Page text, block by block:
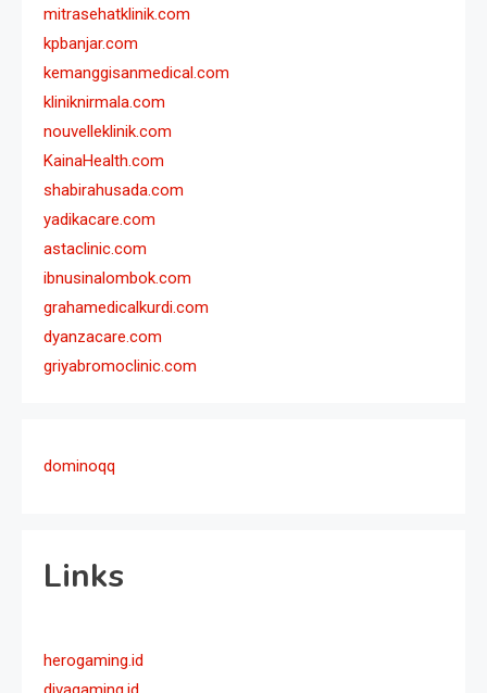
mitrasehatklinik.com
kpbanjar.com
kemanggisanmedical.com
kliniknirmala.com
nouvelleklinik.com
KainaHealth.com
shabirahusada.com
yadikacare.com
astaclinic.com
ibnusinalombok.com
grahamedicalkurdi.com
dyanzacare.com
griyabromoclinic.com
dominoqq
Links
herogaming.id